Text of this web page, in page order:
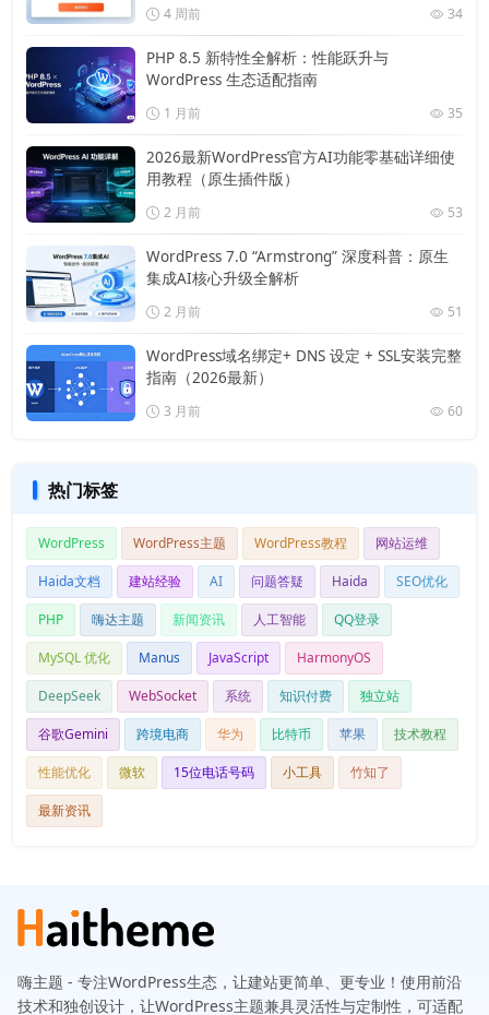
4 周前 34
PHP 8.5 新特性全解析：性能跃升与
WordPress 生态适配指南
1 月前 35
2026最新WordPress官方AI功能零基础详细使
用教程（原生插件版）
2 月前 53
WordPress 7.0 “Armstrong” 深度科普：原生
集成AI核心升级全解析
2 月前 51
WordPress域名绑定+ DNS 设定 + SSL安装完整
指南（2026最新）
3 月前 60
热门标签
WordPress WordPress主题 WordPress教程 网站运维
Haida文档 建站经验 AI 问题答疑 Haida SEO优化
PHP 嗨达主题 新闻资讯 人工智能 QQ登录
MySQL 优化 Manus JavaScript HarmonyOS
DeepSeek WebSocket 系统 知识付费 独立站
谷歌Gemini 跨境电商 华为 比特币 苹果 技术教程
性能优化 微软 15位电话号码 小工具 竹知了
最新资讯
嗨主题 - 专注WordPress生态，让建站更简单、更专业！使用前沿
技术和独创设计，让WordPress主题兼具灵活性与定制性，可适配